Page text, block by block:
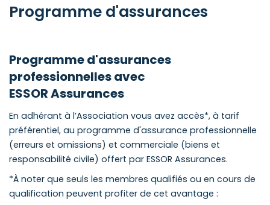
Programme d'assurances
Programme d'assurances
professionnelles avec
ESSOR Assurances
En adhérant à l’Association vous avez accès*, à tarif
préférentiel, au programme d'assurance professionnelle
(erreurs et omissions) et commerciale (biens et
responsabilité civile) offert par ESSOR Assurances.
*À noter que seuls les membres qualifiés ou en cours de
qualification peuvent profiter de cet avantage :